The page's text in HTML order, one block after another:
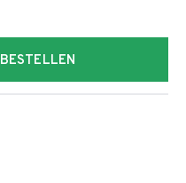
BESTELLEN